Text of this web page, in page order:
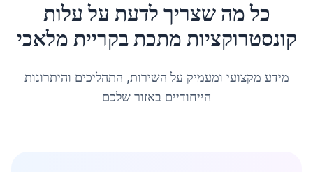
כל מה שצריך לדעת עלעלות
קונסטרוקציות מתכת בקריית מלאכי
מידע מקצועי ומעמיק על השירות, התהליכים והיתרונות
הייחודיים באזור שלכם